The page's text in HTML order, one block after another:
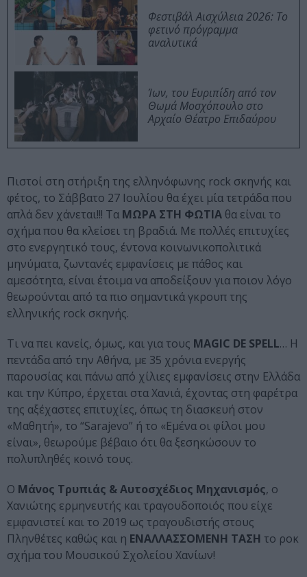
Φεστιβάλ Αισχύλεια 2026: Το
φετινό πρόγραμμα
αναλυτικά
Ίων, του Ευριπίδη από τον
Θωμά Μοσχόπουλο στο
Αρχαίο Θέατρο Επιδαύρου
Πιστοί στη στήριξη της ελληνόφωνης rock σκηνής και
φέτος, το Σάββατο 27 Ιουλίου θα έχει μία τετράδα που
απλά δεν χάνεται!!! Τα ΜΩΡΑ ΣΤΗ ΦΩΤΙΑ θα είναι το
σχήμα που θα κλείσει τη βραδιά. Με πολλές επιτυχίες
στο ενεργητικό τους, έντονα κοινωνικοπολιτικά
μηνύματα, ζωντανές εμφανίσεις με πάθος και
αμεσότητα, είναι έτοιμα να αποδείξουν για ποιον λόγο
θεωρούνται από τα πιο σημαντικά γκρουπ της
ελληνικής rock σκηνής.
Τι να πει κανείς, όμως, και για τους MAGIC DE SPELL… Η
πεντάδα από την Αθήνα, με 35 χρόνια ενεργής
παρουσίας και πάνω από χίλιες εμφανίσεις στην Ελλάδα
και την Κύπρο, έρχεται στα Χανιά, έχοντας στη φαρέτρα
της αξέχαστες επιτυχίες, όπως τη διασκευή στον
«Μαθητή», το “Sarajevo” ή το «Εμένα οι φίλοι μου
είναι», θεωρούμε βέβαιο ότι θα ξεσηκώσουν το
πολυπληθές κοινό τους.
Ο Μάνος Τρυπιάς & Αυτοσχέδιος Μηχανισμός, ο
Χανιώτης ερμηνευτής και τραγουδοποιός που είχε
εμφανιστεί και το 2019 ως τραγουδιστής στους
Πληνθέτες καθώς και η ΕΝΑΛΛΑΣΣΟΜΕΝΗ ΤΑΣΗ το ροκ
σχήμα του Μουσικού Σχολείου Χανίων!